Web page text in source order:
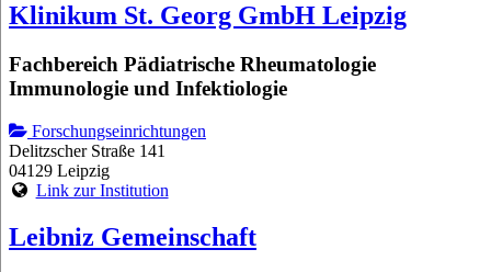
Klinikum St. Georg GmbH Leipzig
Fachbereich Pädiatrische Rheumatologie
Immunologie und Infektiologie
Forschungseinrichtungen
Delitzscher Straße 141
04129 Leipzig
Link zur Institution
Leibniz Gemeinschaft